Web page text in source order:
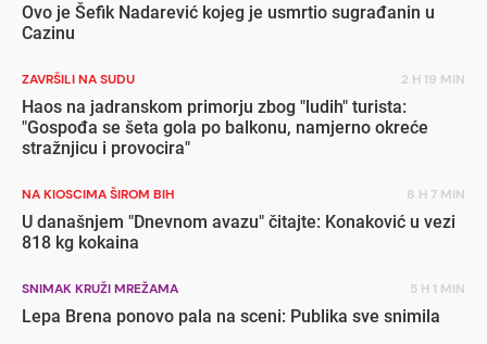
Ovo je Šefik Nadarević kojeg je usmrtio sugrađanin u
Cazinu
ZAVRŠILI NA SUDU 2 H 19 MIN
Haos na jadranskom primorju zbog "ludih" turista:
"Gospođa se šeta gola po balkonu, namjerno okreće
stražnjicu i provocira"
NA KIOSCIMA ŠIROM BIH 8 H 7 MIN
U današnjem "Dnevnom avazu" čitajte: Konaković u vezi
818 kg kokaina
SNIMAK KRUŽI MREŽAMA 5 H 1 MIN
Lepa Brena ponovo pala na sceni: Publika sve snimila